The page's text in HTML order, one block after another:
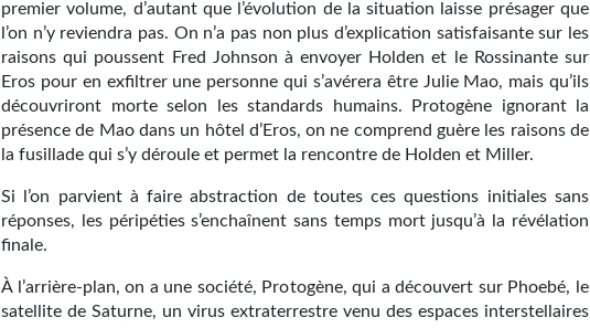
premier volume, d’autant que l’évolution de la situation laisse présager que
l’on n’y reviendra pas. On n’a pas non plus d’explication satisfaisante sur les
raisons qui poussent Fred Johnson à envoyer Holden et le Rossinante sur
Eros pour en exfiltrer une personne qui s’avérera être Julie Mao, mais qu’ils
découvriront morte selon les standards humains. Protogène ignorant la
présence de Mao dans un hôtel d’Eros, on ne comprend guère les raisons de
la fusillade qui s’y déroule et permet la rencontre de Holden et Miller.
Si l’on parvient à faire abstraction de toutes ces questions initiales sans
réponses, les péripéties s’enchaînent sans temps mort jusqu’à la révélation
finale.
À l’arrière-plan, on a une société, Protogène, qui a découvert sur Phoebé, le
satellite de Saturne, un virus extraterrestre venu des espaces interstellaires